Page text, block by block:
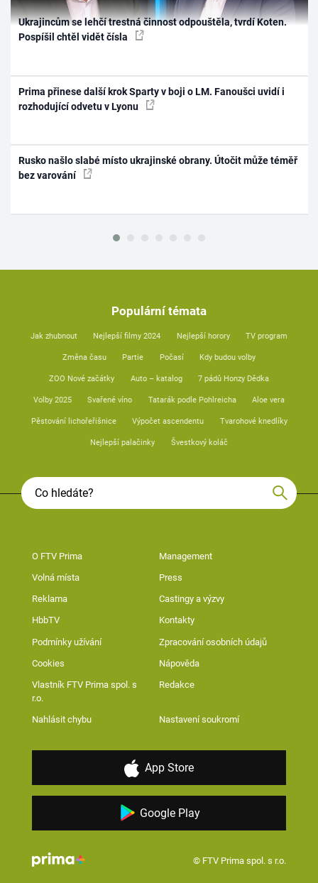
Ukrajincům se lehčí trestná činnost odpouštěla, tvrdí Koten.
Pospíšil chtěl vidět čísla
Prima přinese další krok Sparty v boji o LM. Fanoušci uvidí i
rozhodující odvetu v Lyonu
Rusko našlo slabé místo ukrajinské obrany. Útočit může téměř
bez varování
Populární témata
Jak zhubnout Nejlepší filmy 2024 Nejlepší horory TV program
Změna času Partie Počasí Kdy budou volby
ZOO Nové začátky Auto – katalog 7 pádů Honzy Dědka
Volby 2025 Svařené víno Tatarák podle Pohlreicha Aloe vera
Pěstování lichořeřišnice Výpočet ascendentu Tvarohové knedlíky
Nejlepší palačinky Švestkový koláč
O FTV Prima Management
Volná místa Press
Reklama Castingy a výzvy
HbbTV Kontakty
Podmínky užívání Zpracování osobních údajů
Cookies Nápověda
Vlastník FTV Prima spol. s
r.o.
Redakce
Nahlásit chybu Nastavení soukromí
App Store
Google Play
© FTV Prima spol. s r.o.